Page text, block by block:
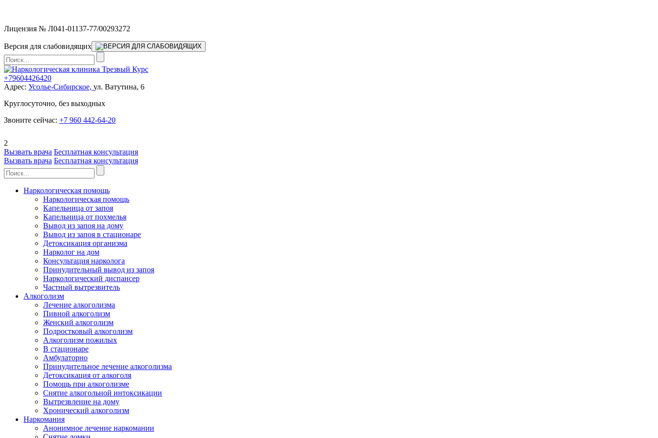
Лицензия № Л041-01137-77/00293272
Версия для слабовидящих
+79604426420
Адрес: Усолье-Сибирское, ул. Ватутина, 6
Круглосуточно, без выходных
Звоните сейчас: +7 960 442-64-20
2
Вызвать врача Бесплатная консультация
Вызвать врача Бесплатная консультация
Наркологическая помощь
Наркологическая помощь
Капельница от запоя
Капельница от похмелья
Вывод из запоя на дому
Вывод из запоя в стационаре
Детоксикация организма
Нарколог на дом
Консультация нарколога
Принудительный вывод из запоя
Наркологический диспансер
Частный вытрезвитель
Алкоголизм
Лечение алкоголизма
Пивной алкоголизм
Женский алкоголизм
Подростковый алкоголизм
Алкоголизм пожилых
В стационаре
Амбулаторно
Принудительное лечение алкоголизма
Детоксикация от алкоголя
Помощь при алкоголизме
Снятие алкогольной интоксикации
Вытрезвление на дому
Хронический алкоголизм
Наркомания
Анонимное лечение наркомании